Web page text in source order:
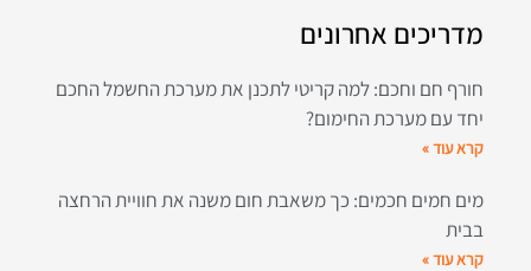
מדריכים אחרונים
חורף חם וחכם: למה קריטי לתכנן את מערכת החשמל החכם
יחד עם מערכת החימום?
קרא עוד »
מים חמים חכמים: כך משאבת חום משנה את חוויית הרחצה
בבית
קרא עוד »